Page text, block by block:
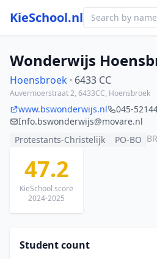
KieSchool.nl
Wonderwijs
Hoensbroek · 6433 CC
Auvermoerstraat 2, 6433CC, Hoensbroek
www.bswonderwijs.nl
045-
Info.bswonderwijs@movare.nl
Protestants-Christelijk
PO-BO
47.2
KieSchool score
2024-2025
Student count